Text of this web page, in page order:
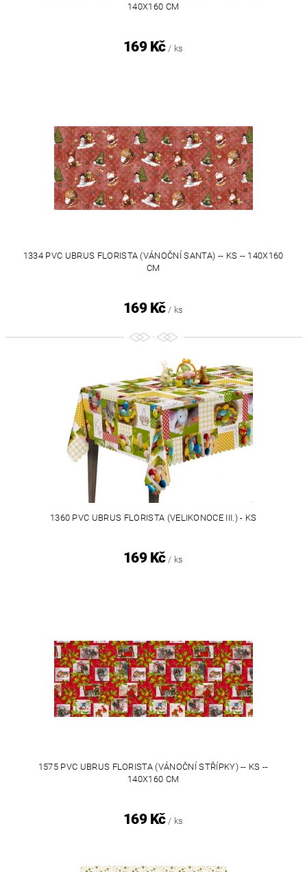
140X160 CM
169 Kč / ks
1334 PVC UBRUS FLORISTA (VÁNOČNÍ SANTA) -- KS -- 140X160
CM
169 Kč / ks
1360 PVC UBRUS FLORISTA (VELIKONOCE III.) - KS
169 Kč / ks
1575 PVC UBRUS FLORISTA (VÁNOČNÍ STŘÍPKY) -- KS --
140X160 CM
169 Kč / ks